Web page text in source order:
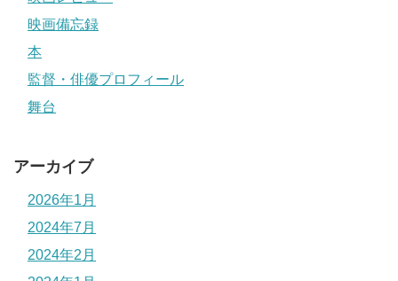
映画備忘録
本
監督・俳優プロフィール
舞台
アーカイブ
2026年1月
2024年7月
2024年2月